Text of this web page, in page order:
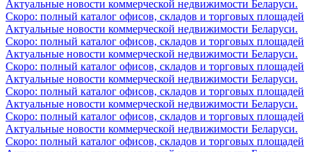
Актуальные новости коммерческой недвижимости Беларуси.
Скоро: полный каталог офисов, складов и торговых площадей
Актуальные новости коммерческой недвижимости Беларуси.
Скоро: полный каталог офисов, складов и торговых площадей
Актуальные новости коммерческой недвижимости Беларуси.
Скоро: полный каталог офисов, складов и торговых площадей
Актуальные новости коммерческой недвижимости Беларуси.
Скоро: полный каталог офисов, складов и торговых площадей
Актуальные новости коммерческой недвижимости Беларуси.
Скоро: полный каталог офисов, складов и торговых площадей
Актуальные новости коммерческой недвижимости Беларуси.
Скоро: полный каталог офисов, складов и торговых площадей